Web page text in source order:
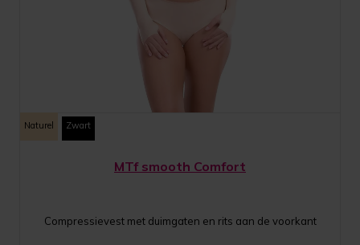
Naturel Zwart
MTf smooth Comfort
Compressievest met duimgaten en rits aan de voorkant